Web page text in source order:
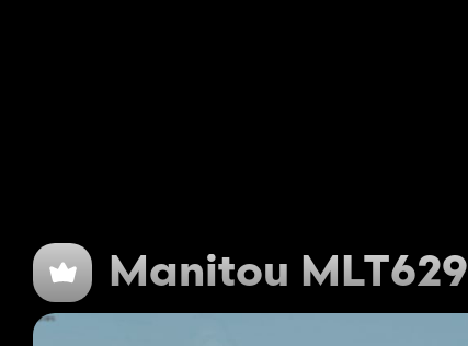
Manitou MLT629